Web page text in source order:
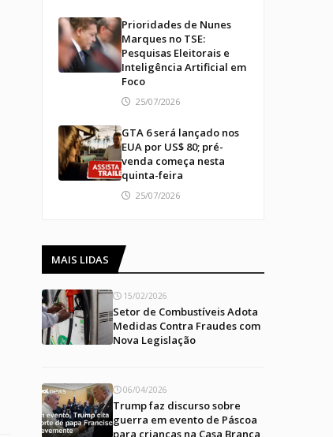
Prioridades de Nunes
Marques no TSE:
Pesquisas Eleitorais e
Inteligência Artificial em
Foco
25/07/2026
GTA 6 será lançado nos
EUA por US$ 80; pré-
venda começa nesta
quinta-feira
25/07/2026
MAIS LIDAS
15/02/2026
Setor de Combustíveis Adota
Medidas Contra Fraudes com
Nova Legislação
06/04/2026
Trump faz discurso sobre
guerra em evento de Páscoa
para crianças na Casa Branca